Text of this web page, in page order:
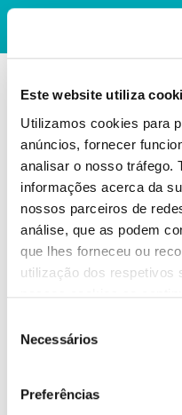
Este website utiliza
Utilizamos cookies para
anúncios, fornecer
analisar o nosso tráfego.
informações acerca da
nossos parceiros de
análise, que as podem
que lhes forneceu ou
utilização dos respetivos
Necessários
Preferências